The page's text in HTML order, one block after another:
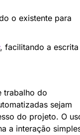
o existente para
, facilitando a escrita
trabalho do
sejam
do projeto. O
a interação